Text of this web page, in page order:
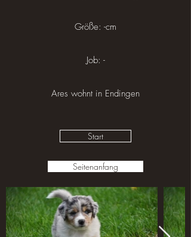
Größe: -cm
Job: -
Ares wohnt in Endingen
Start
Seitenanfang